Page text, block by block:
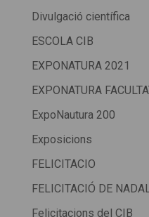
Divulgació científica
ESCOLA CIB
EXPONATURA 2021
EXPONATURA
ExpoNautura 200
Exposicions
FELICITACIO
FELICITACIÓ DE
Felicitacions del CIB